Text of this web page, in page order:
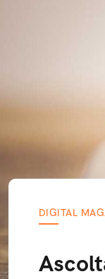
DIGITAL